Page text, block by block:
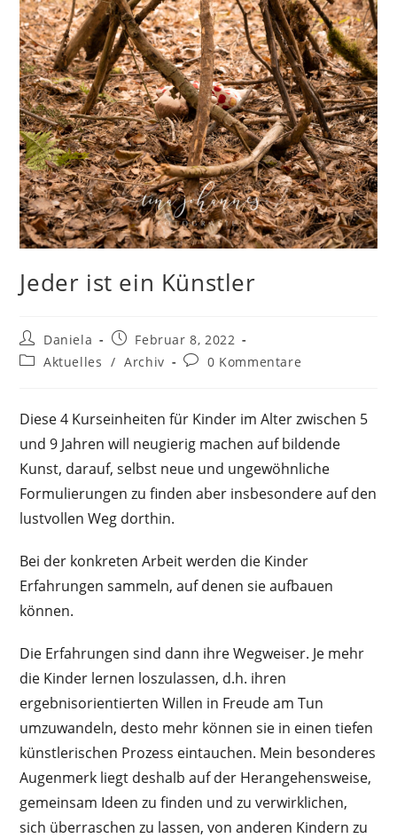
Jeder ist ein Künstler
Beitrags-
Autor:
Daniela
Beitrag
veröffentlicht:
Februar 8, 2022
Beitrags-
Aktuelles / Archiv
Beitrags-
0 Kommentare
Diese 4 Kurseinheiten für Kinder im Alter zwischen 5
und 9 Jahren will neugierig machen auf bildende
Kunst, darauf, selbst neue und ungewöhnliche
Formulierungen zu finden aber insbesondere auf den
lustvollen Weg dorthin.
Bei der konkreten Arbeit werden die Kinder
Erfahrungen sammeln, auf denen sie aufbauen
können.
Die Erfahrungen sind dann ihre Wegweiser. Je mehr
die Kinder lernen loszulassen, d.h. ihren
ergebnisorientierten Willen in Freude am Tun
umzuwandeln, desto mehr können sie in einen tiefen
künstlerischen Prozess eintauchen. Mein besonderes
Augenmerk liegt deshalb auf der Herangehensweise,
gemeinsam Ideen zu finden und zu verwirklichen,
sich überraschen zu lassen, von anderen Kindern zu